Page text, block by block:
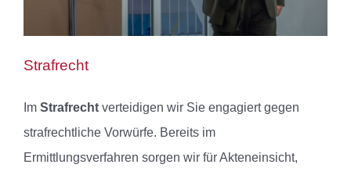
Strafrecht
Im Strafrecht verteidigen wir Sie engagiert gegen
strafrechtliche Vorwürfe. Bereits im
Ermittlungsverfahren sorgen wir für Akteneinsicht,